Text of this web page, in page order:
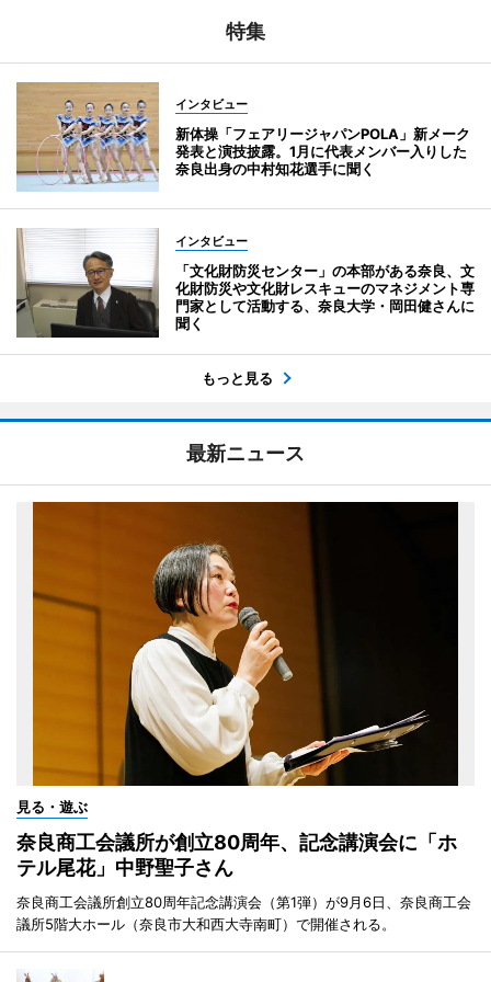
特集
インタビュー
新体操「フェアリージャパンPOLA」新メーク
発表と演技披露。1月に代表メンバー入りした
奈良出身の中村知花選手に聞く
インタビュー
「文化財防災センター」の本部がある奈良、文
化財防災や文化財レスキューのマネジメント専
門家として活動する、奈良大学・岡田健さんに
聞く
もっと見る
最新ニュース
見る・遊ぶ
奈良商工会議所が創立80周年、記念講演会に「ホ
テル尾花」中野聖子さん
奈良商工会議所創立80周年記念講演会（第1弾）が9月6日、奈良商工会
議所5階大ホール（奈良市大和西大寺南町）で開催される。